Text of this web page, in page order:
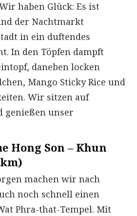
haben Glück: Es ist
der Nachtmarkt
in ein duftendes
In den Töpfen dampft
daneben locken
Mango Sticky Rice und
Wir sitzen auf
genießen unser
Hong Son – Khun
machen wir nach
noch schnell einen
Phra-that-Tempel. Mit